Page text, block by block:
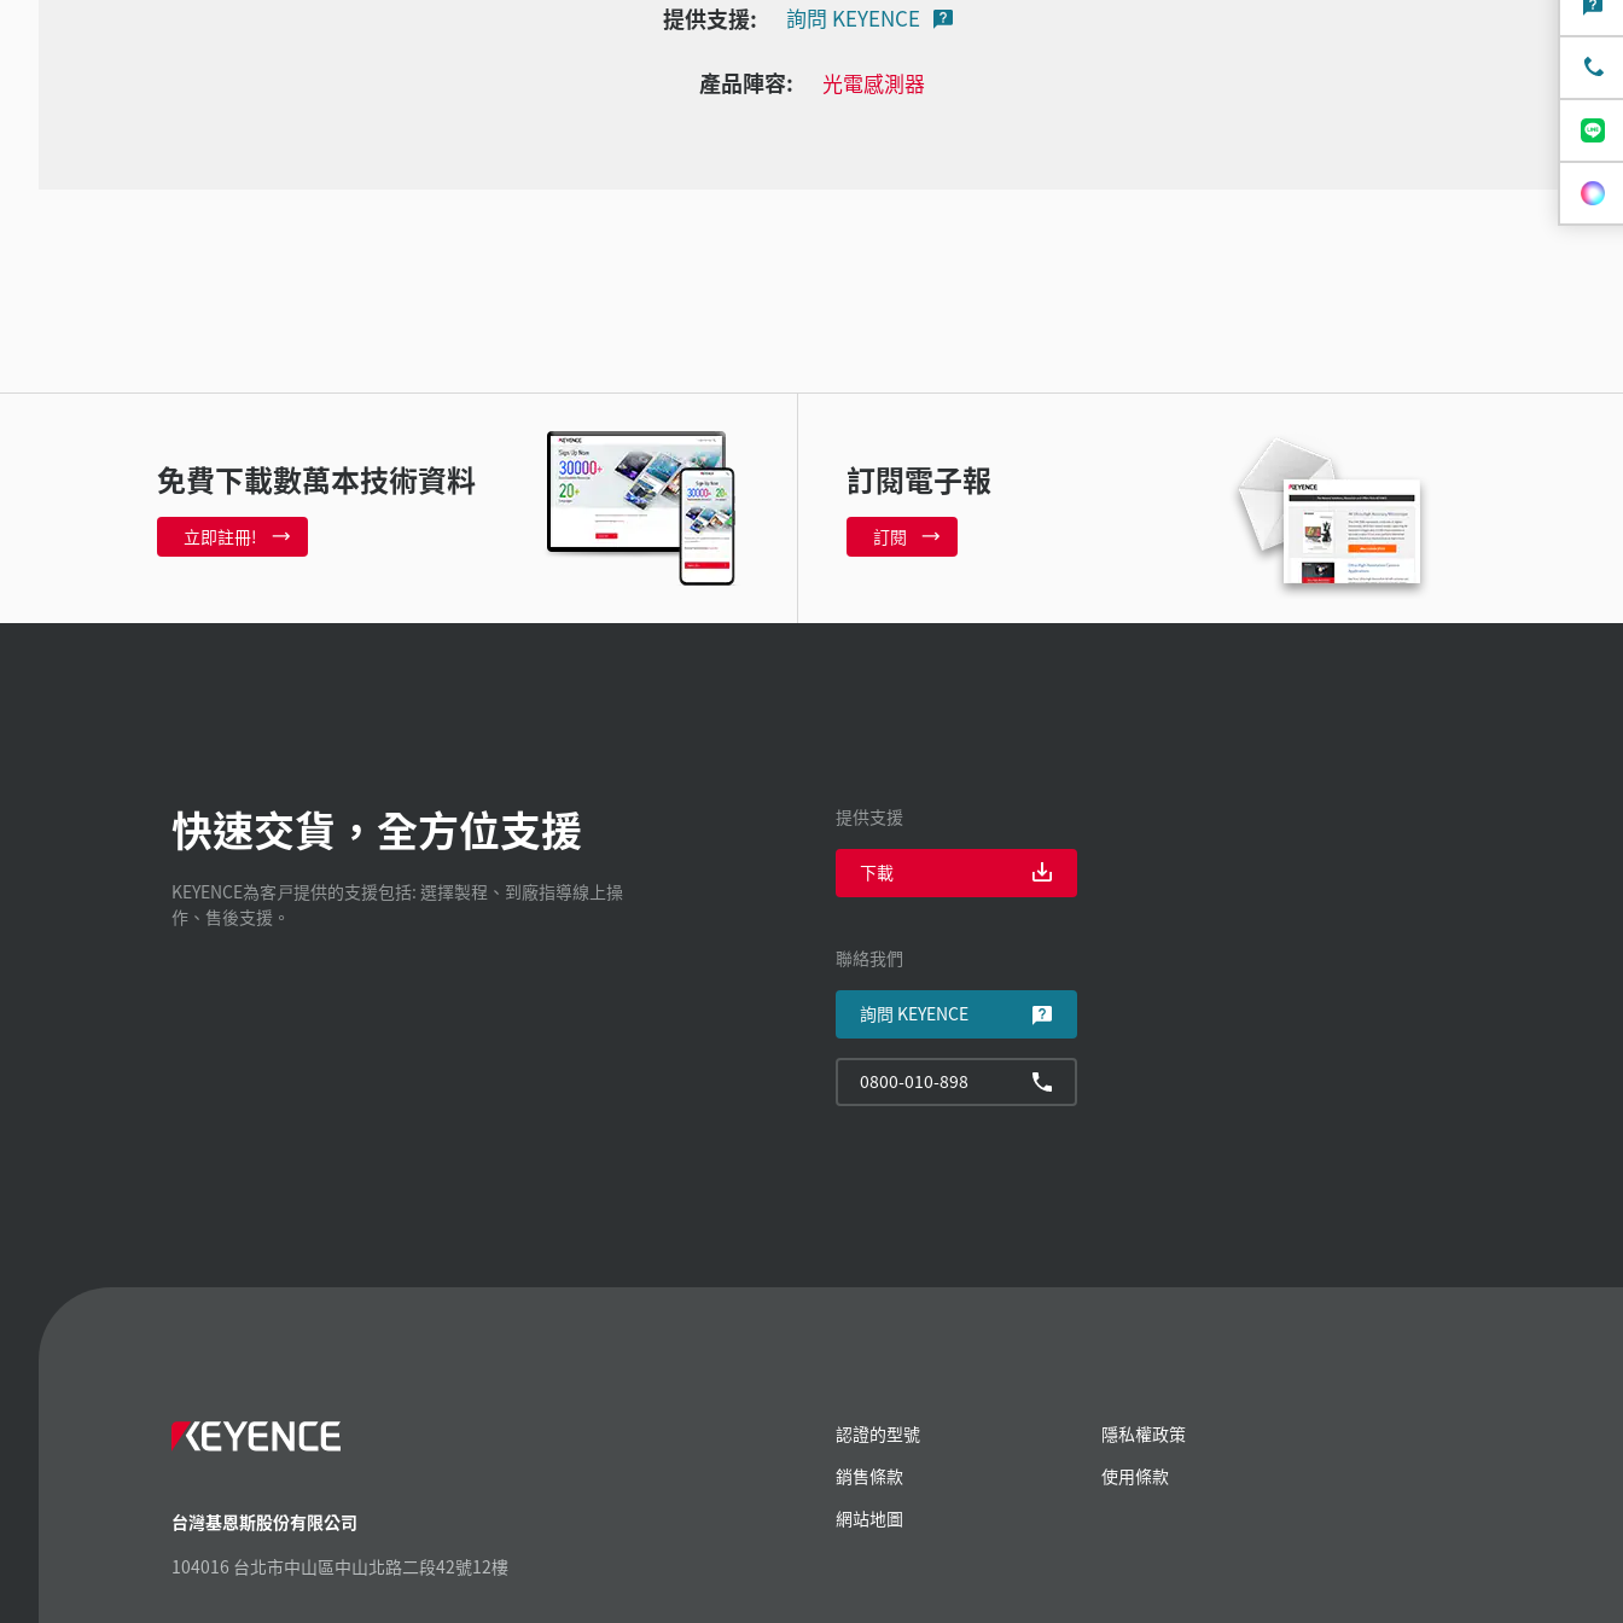
提供支援: 詢問 KEYENCE
產品陣容: 光電感測器
免費下載數萬本技術資料
立即註冊!
訂閱電子報
訂閱
快速交貨，全方位支援
KEYENCE為客戸提供的支援包括: 選擇製程、到廠指導線上操
作、售後支援。
提供支援
下載
聯絡我們
詢問 KEYENCE
0800-010-898
台灣基恩斯股份有限公司
104016 台北市中山區中山北路二段42號12樓
認證的型號
隱私權政策
銷售條款
使用條款
網站地圖